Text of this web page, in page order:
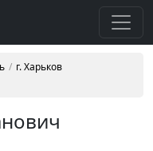
г. Харьков